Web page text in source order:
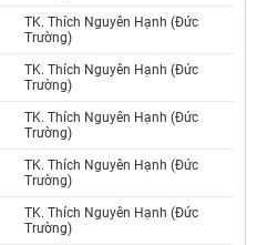
TK. Thích Nguyên Hạnh (Đức
Trường)
TK. Thích Nguyên Hạnh (Đức
Trường)
TK. Thích Nguyên Hạnh (Đức
Trường)
TK. Thích Nguyên Hạnh (Đức
Trường)
TK. Thích Nguyên Hạnh (Đức
Trường)